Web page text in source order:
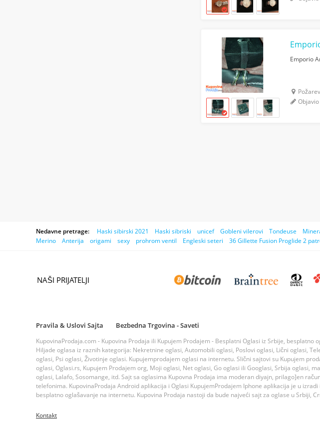
Emporio
Nedavne pretrage: Haski sibirski 2021 Haski sibriski unicef Gobleni vilerovi Tondeuse
Merino
Anterija origami sexy prohrom ventil Engleski seteri 36 Gillette Fusion Proglide 2
NAŠI PRIJATELJI
Pravila & Uslovi Sajta Bezbedna Trgovina - Saveti
KupovinaProdaja.com - Kupovina Prodaja ili Kupujem Prodajem - Besplatni Oglasi iz Srbije, besplatno
Hiljade oglasa iz raznih kategorija: Nekretnine oglasi, Automobili oglasi, Poslovi oglasi, Lični oglasi,
oglasi, Psi oglasi, Životinje oglasi. Kupujemprodajem oglasi na internetu. Slični sajtovi su Kupujem
oglasi, Oglasi.rs, Kupujem Prodajem org, Moji oglasi, Net oglasi, Go oglasi ili Googlasi, Srbija oglasi,
oglasi, Lalafo, Sosomange, itd. Sajt sa oglasima Kupovna Prodaja ima moderan diyajn, prilago]en
telefonima. KupovinaProdaja Android aplikacija i Oglasi KupujemProdajem Iphone aplikacija je u
besplatno oglašavanje na internetu. Kupovina Prodaja nastoji da bude najveći sajt za oglase u Srbiji,
Kontakt